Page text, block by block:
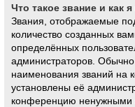
Что такое звание и как
Звания, отображаемые
количество созданных
определённых
администраторов.
наименования званий на
установлены её
конференцию ненужными